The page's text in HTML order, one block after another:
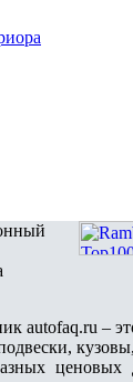
autofaq.ru –
ценовых